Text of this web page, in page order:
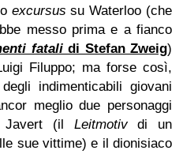
excursus su Waterloo (che
messo prima e a fianco
fatali di Stefan Zweig)
Filuppo; ma forse così,
indimenticabili giovani
meglio due personaggi
Javert (il Leitmotivdi un
sue vittime) e il dionisiaco